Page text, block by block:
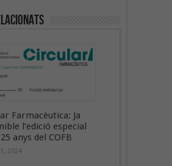
Farmacèutica: Ja
l’edició especial
anys del COFB
2024